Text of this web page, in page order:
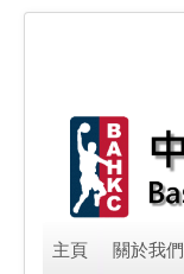
主頁 關於我們